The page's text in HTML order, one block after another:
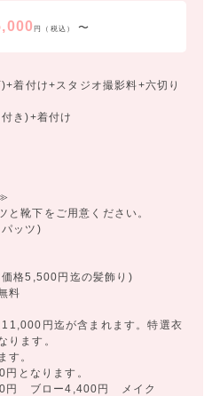
円（税込） 〜
着付け+スタジオ撮影料+六切り
き)+着付け
と靴下をご用意ください。
ッツ)
格5,500円迄の髪飾り)
料
円迄が含まれます。特選衣
ります。
す。
となります。
円 ブロー4,400円 メイク